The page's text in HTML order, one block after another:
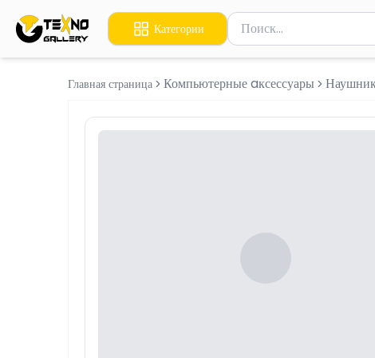
Категории
Поиск товаров
Введите минимум 2
Главная страница Компьютерные aксессуары